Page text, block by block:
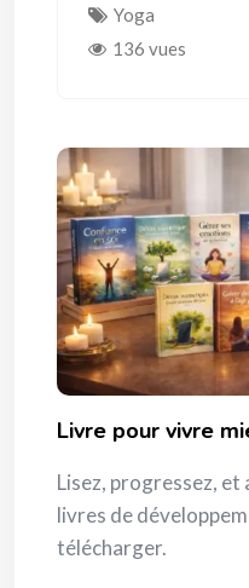
Yoga
136 vues
Livre pour vivre
Lisez, progressez, et
livres de
télécharger.